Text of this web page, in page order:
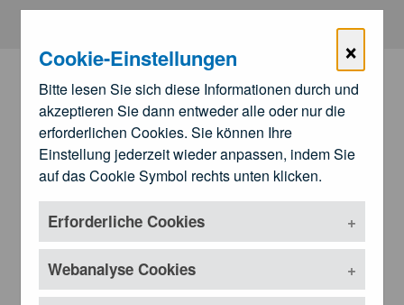
×
Cookie-Einstellungen
Bitte lesen Sie sich diese Informationen durch und
akzeptieren Sie dann entweder alle oder nur die
erforderlichen Cookies. Sie können Ihre
Einstellung jederzeit wieder anpassen, indem Sie
auf das Cookie Symbol rechts unten klicken.
Erforderliche Cookies
Webanalyse Cookies
Zum Hauptinhalt springen
Zu den
Landesärztekammern